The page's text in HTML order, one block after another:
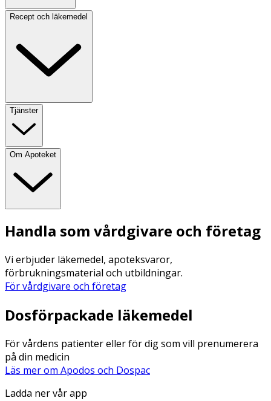
Recept och läkemedel
Tjänster
Om Apoteket
Handla som vårdgivare och företag
Vi erbjuder läkemedel, apoteksvaror,
förbrukningsmaterial och utbildningar.
För vårdgivare och företag
Dosförpackade läkemedel
För vårdens patienter eller för dig som vill prenumerera
på din medicin
Läs mer om Apodos och Dospac
Ladda ner vår app